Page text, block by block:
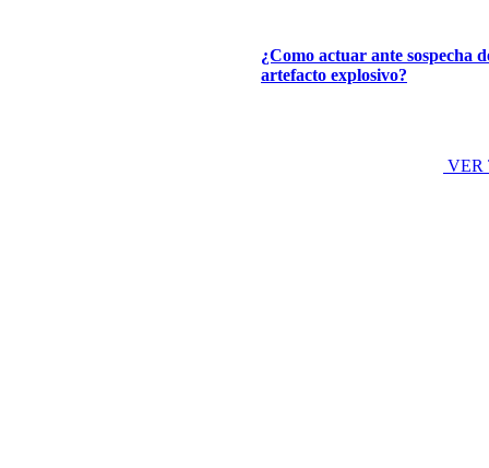
¿Como actuar ante sospecha
artefacto explosivo?
VER